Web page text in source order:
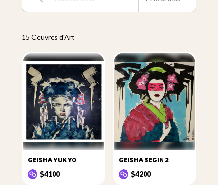
intemporelles, drapées dans leurs magnifiques costumes
traditionnels. Elles nous interrogent.
15 Oeuvres d'Art
GEISHA YUKYO
$4100
GEISHA BEGIN 2
$4200